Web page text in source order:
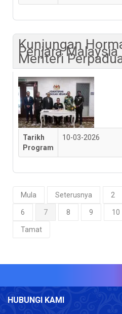
Kunjungan
Penjara
Menteri
Tarikh
Program
10-03-2026
Mula Seterusnya 2
6 7 8 9 10
Tamat
HUBUNGI KAMI